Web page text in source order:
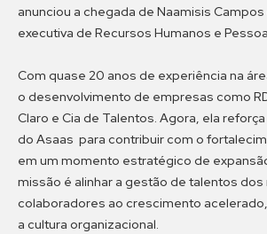
anunciou a chegada de Naamisis
executiva de Recursos Humanos e
Com quase 20 anos de experiência na
o desenvolvimento de empresas como
Claro e Cia de Talentos. Agora, ela
do Asaas para contribuir com o
em um momento estratégico de
missão é alinhar a gestão de talentos
colaboradores ao crescimento
a cultura organizacional.